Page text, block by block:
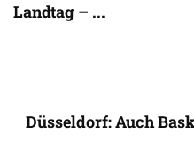
Landtag – ...
Düsseldorf: Auch